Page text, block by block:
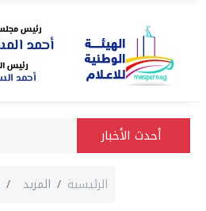
أحدث الأخبار
الرئيسية المزيد